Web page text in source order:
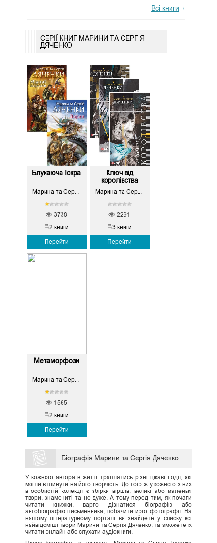
Всі книги
СЕРІЇ КНИГ МАРИНИ ТА СЕРГІЯ
ДЯЧЕНКО
Блукаюча Іскра
Марина та Сергій Дяченко
2 книги
Перейти
3738
Ключ від
королівства
Марина та Сергій Дяченко
3 книги
Перейти
2291
Метаморфози
Марина та Сергій Дяченко
2 книги
Перейти
1565
Біографія Марини та Сергія Дяченко
У кожного автора в житті траплялись різні цікаві події, які
могли вплинути на його творчість. До того ж у кожного з них
в особистій колекції є збірки віршів, великі або маленькі
твори, знамениті та не дуже. А тому перед тим, як почати
читати книжки, варто дізнатися біографію або
автобіографію письменника, побачити його фотографії. На
нашому літературному порталі ви знайдете у списку всі
найвідоміші твори Марини та Сергія Дяченко, та зможете їх
читати онлайн або слухати аудіокниги.